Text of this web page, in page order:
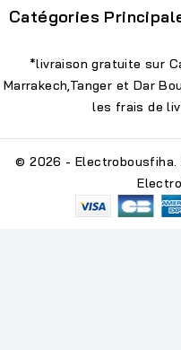
Catégories
*livraison gratuite sur
Marrakech,Tanger et Dar
les frais de
© 2026 - Electrobousfiha.